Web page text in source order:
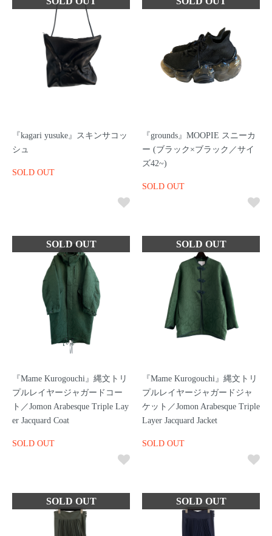
『kagari yusuke』スキンサコッ
シュ
SOLD OUT
『grounds』MOOPIE スニーカ
ー (ブラック×ブラック／サイ
ズ42~)
SOLD OUT
『Mame Kurogouchi』縄文トリ
プルレイヤージャガードコー
ト／Jomon Arabesque Triple Lay
er Jacquard Coat
SOLD OUT
『Mame Kurogouchi』縄文トリ
プルレイヤージャガードジャ
ケット／Jomon Arabesque Triple
Layer Jacquard Jacket
SOLD OUT